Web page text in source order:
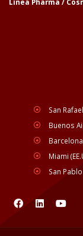
San
Buenos
Miami
San